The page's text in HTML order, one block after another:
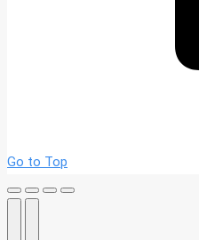
Go to Top